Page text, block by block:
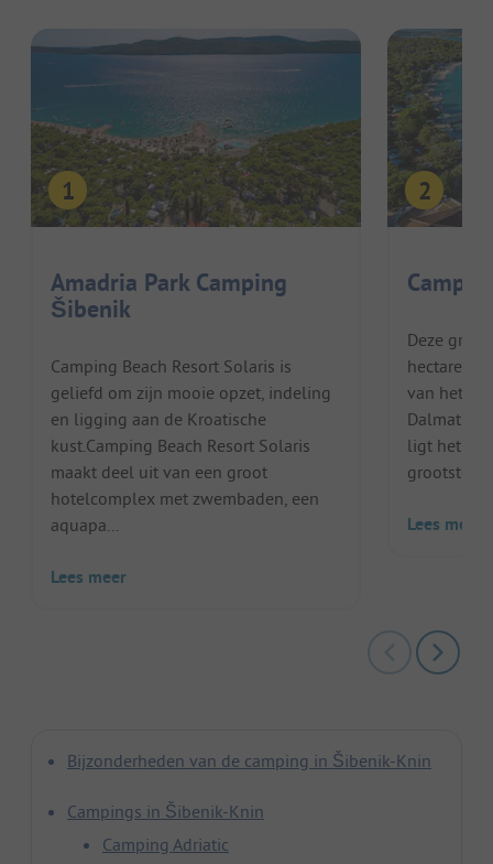
Amadria Park Camping
Šibenik
Camping Beach Resort Solaris is
geliefd om zijn mooie opzet, indeling
en ligging aan de Kroatische
kust.Camping Beach Resort Solaris
maakt deel uit van een groot
hotelcomplex met zwembaden, een
aquapa...
Lees meer
Deze
hectare
van het
Dalmatië.
ligt het
grootste
Lees meer
Bijzonderheden van de camping in Šibenik-Knin
Campings in Šibenik-Knin
Camping Adriatic